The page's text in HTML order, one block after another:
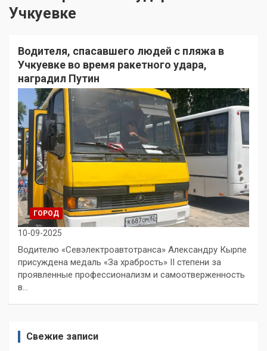
Учкуевке
Водителя, спасавшего людей с пляжа в
Учкуевке во время ракетного удара,
наградил Путин
ГОРОД
10-09-2025
Водителю «Севэлектроавтотранса» Александру Кырпе
присуждена медаль «За храбрость» II степени за
проявленные профессионализм и самоотверженность
в…
Свежие записи